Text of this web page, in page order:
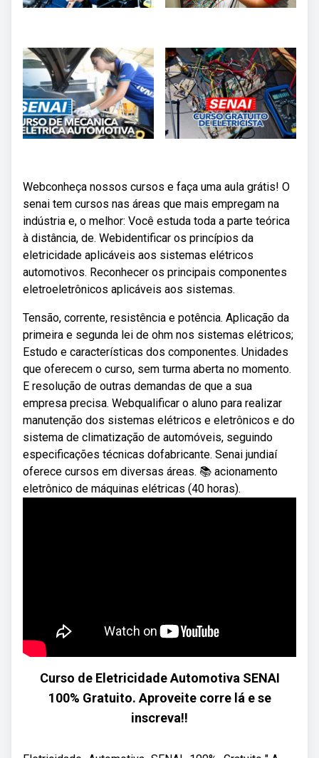
Webconheça nossos cursos e faça uma aula grátis! O
senai tem cursos nas áreas que mais empregam na
indústria e, o melhor: Você estuda toda a parte teórica
à distância, de. Webidentificar os princípios da
eletricidade aplicáveis aos sistemas elétricos
automotivos. Reconhecer os principais componentes
eletroeletrônicos aplicáveis aos sistemas.
Tensão, corrente, resistência e potência. Aplicação da
primeira e segunda lei de ohm nos sistemas elétricos;
Estudo e características dos componentes. Unidades
que oferecem o curso, sem turma aberta no momento.
E resolução de outras demandas de que a sua
empresa precisa. Webqualificar o aluno para realizar
manutenção dos sistemas elétricos e eletrônicos e do
sistema de climatização de automóveis, seguindo
especificações técnicas dofabricante. Senai jundiaí
oferece cursos em diversas áreas. 📚 acionamento
eletrônico de máquinas elétricas (40 horas).
Curso de Eletricidade Automotiva SENAI
100% Gratuito. Aproveite corre lá e se
inscreva!!